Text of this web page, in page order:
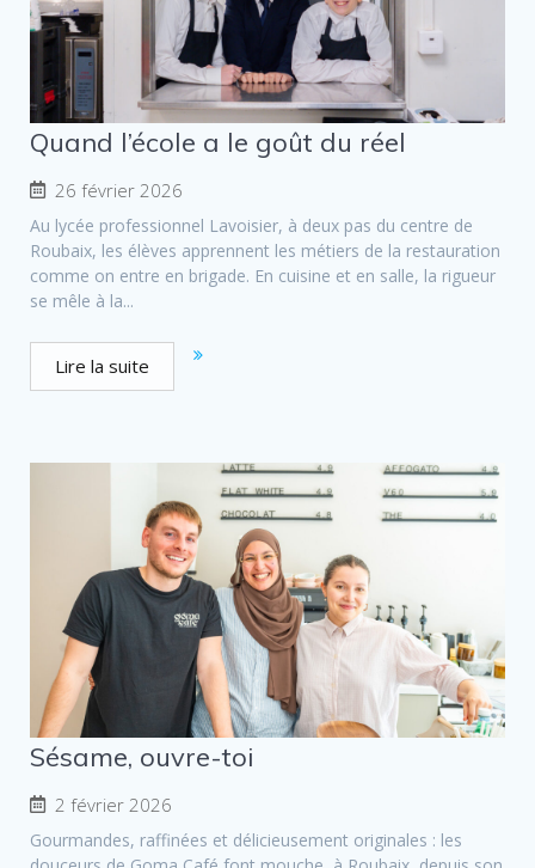
Quand l’école a le goût du réel
26 février 2026
Au lycée professionnel Lavoisier, à deux pas du centre de
Roubaix, les élèves apprennent les métiers de la restauration
comme on entre en brigade. En cuisine et en salle, la rigueur
se mêle à la...
Lire la suite
Sésame, ouvre-toi
2 février 2026
Gourmandes, raffinées et délicieusement originales : les